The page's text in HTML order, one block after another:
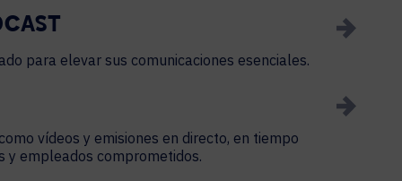
para elevar sus comunicaciones esenciales.
vídeos y emisiones en directo, en tiempo
empleados comprometidos.